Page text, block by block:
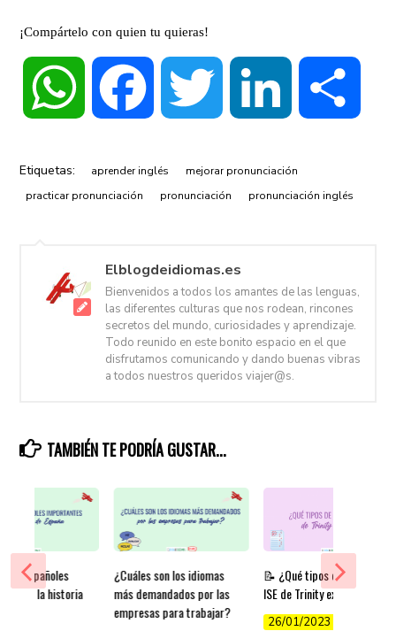
¡Compártelo con quien tu quieras!
WhatsApp Facebook Twitter LinkedIn
Etiquetas: aprender inglés
mejorar pronunciación
practicar pronunciación
pronunciación pronunciación inglés
Elblogdeidiomas.es
Bienvenidos a todos los amantes de las lenguas,
las diferentes culturas que nos rodean, rincones
secretos del mundo, curiosidades y aprendizaje.
Todo reunido en este bonito espacio en el que
disfrutamos comunicando y dando buenas vibras
a todos nuestros queridos viajer@s.
TAMBIÉN TE PODRÍA GUSTAR...
¿Cuáles son los idiomas
más demandados por las
empresas para trabajar?
📝 ¿Qué tipos de exámenes
ISE de Trinity existen?
26/01/2023
españoles
en la historia